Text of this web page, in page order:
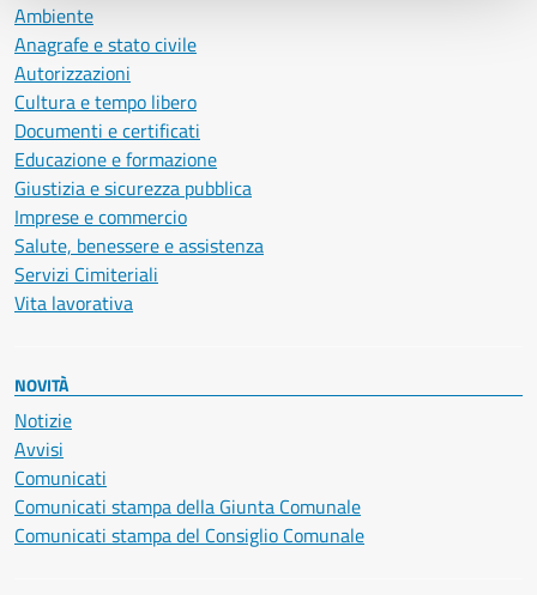
Ambiente
Anagrafe e stato civile
Autorizzazioni
Cultura e tempo libero
Documenti e certificati
Educazione e formazione
Giustizia e sicurezza pubblica
Imprese e commercio
Salute, benessere e assistenza
Servizi Cimiteriali
Vita lavorativa
NOVITÀ
Notizie
Avvisi
Comunicati
Comunicati stampa della Giunta Comunale
Comunicati stampa del Consiglio Comunale